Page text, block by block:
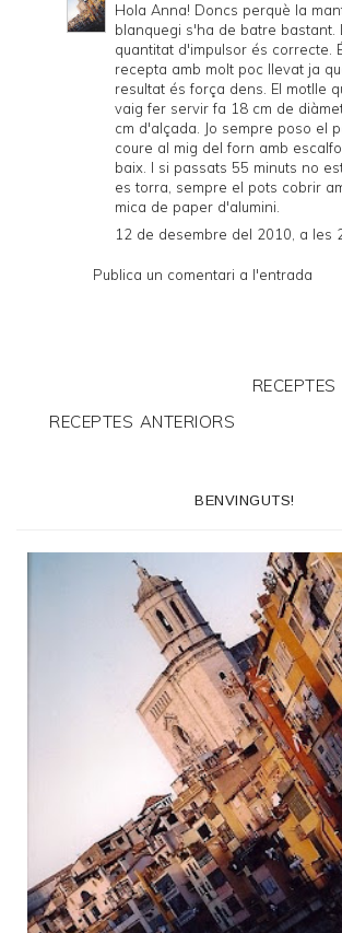
Hola Anna! Doncs perquè la
blanquegi s'ha de batre bastant.
quantitat d'impulsor és correcte.
recepta amb molt poc llevat ja
resultat és força dens. El motlle
vaig fer servir fa 18 cm de
cm d'alçada. Jo sempre poso el
coure al mig del forn amb
baix. I si passats 55 minuts no
es torra, sempre el pots cobrir
mica de paper d'alumini.
12 de desembre del 2010, a les
Publica un comentari a l'entrada
RECEPTES ANTERIORS
BENVINGUTS!